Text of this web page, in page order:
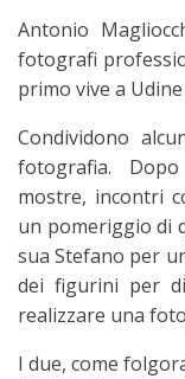
Antonio
fotografi
primo vive a
Condividono
fotografia.
mostre, incontri
un pomeriggio di
sua Stefano per
dei figurini per
realizzare una
I due, come